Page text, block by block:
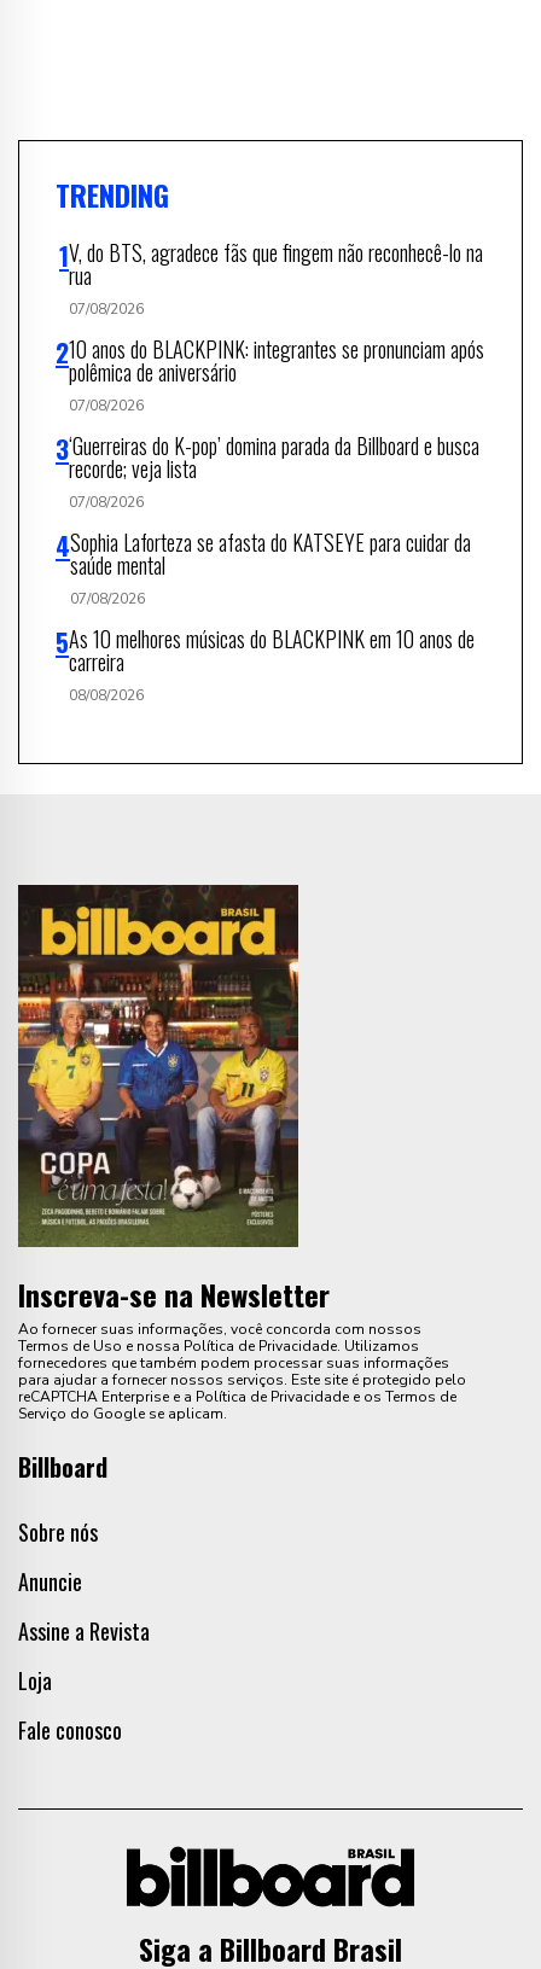
TRENDING
V, do BTS, agradece fãs que fingem não reconhecê-lo na
rua
07/08/2026
10 anos do BLACKPINK: integrantes se pronunciam após
polêmica de aniversário
07/08/2026
‘Guerreiras do K-pop’ domina parada da Billboard e busca
recorde; veja lista
07/08/2026
Sophia Laforteza se afasta do KATSEYE para cuidar da
saúde mental
07/08/2026
As 10 melhores músicas do BLACKPINK em 10 anos de
carreira
08/08/2026
Inscreva-se na Newsletter
Ao fornecer suas informações, você concorda com nossos
Termos de Uso e nossa Política de Privacidade. Utilizamos
fornecedores que também podem processar suas informações
para ajudar a fornecer nossos serviços. Este site é protegido pelo
reCAPTCHA Enterprise e a Política de Privacidade e os Termos de
Serviço do Google se aplicam.
Billboard
Sobre nós
Anuncie
Assine a Revista
Loja
Fale conosco
Siga a Billboard Brasil